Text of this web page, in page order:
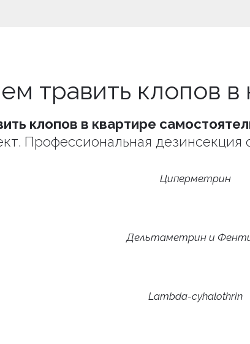
травить клопов в
клопов в квартире
Профессиональная дезинсекция
Циперметрин
Дельтаметрин и
Lambda-cyhalothrin